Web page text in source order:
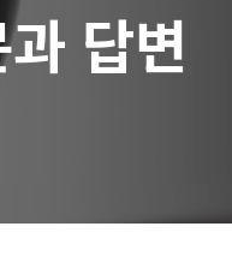
답변